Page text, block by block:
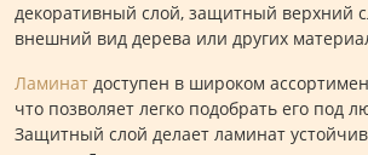
декоративный слой, защитный верхний
внешний вид дерева или других
Ламинат доступен в широком
что позволяет легко подобрать его под
Защитный слой делает ламинат